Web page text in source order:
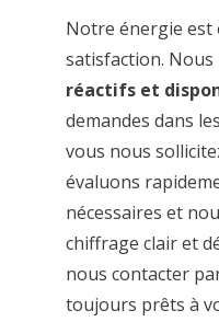
Notre énergie est
satisfaction.
réactifs et
demandes dans
vous nous
évaluons
nécessaires et
chiffrage clair et
nous contacter
toujours prêts à